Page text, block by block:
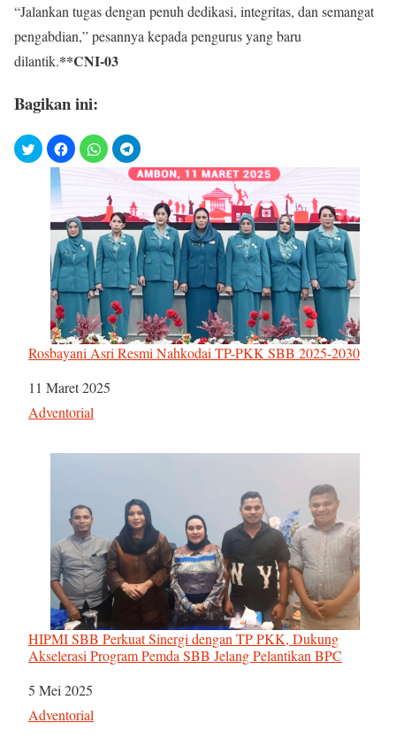
“Jalankan tugas dengan penuh dedikasi, integritas, dan semangat
pengabdian,” pesannya kepada pengurus yang baru
dilantik.**CNI-03
Bagikan ini:
Rosbayani Asri Resmi Nahkodai TP-PKK SBB 2025-2030
Tanggal
11 Maret 2025
Sehubungan dengan
Adventorial
HIPMI SBB Perkuat Sinergi dengan TP PKK, Dukung
Akselerasi Program Pemda SBB Jelang Pelantikan BPC
Tanggal
5 Mei 2025
Sehubungan dengan
Adventorial